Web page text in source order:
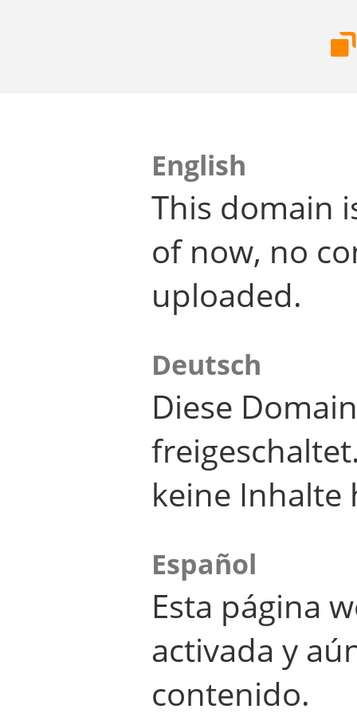
English
This domain
of now, no
uploaded.
Deutsch
Diese
keine Inhalte
Español
Esta página
activada y
contenido.